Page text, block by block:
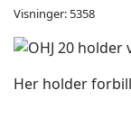
Visninger: 5358
Her holder